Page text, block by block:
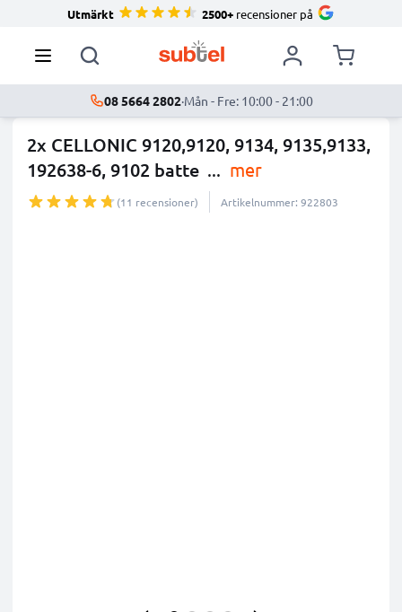
Utmärkt 2500+ recensioner på
08 5664 2802·Mån - Fre: 10:00 - 21:00
2x CELLONIC 9120,9120, 9134, 9135,9133,
192638-6, 9102 batte ... mer
(11 recensioner) Artikelnummer: 922803